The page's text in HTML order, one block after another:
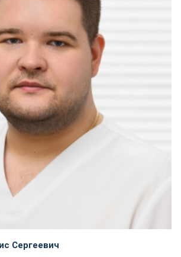
Сергеевич